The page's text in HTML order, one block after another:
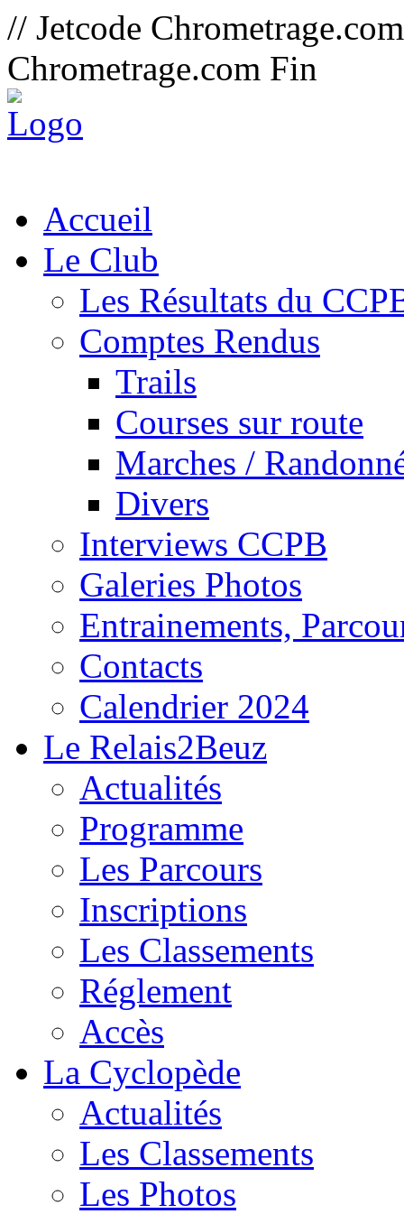
// Jetcode
Chrometrage.com Fin
Accueil
Le Club
Les Résultats du
Comptes Rendus
Trails
Courses sur route
Marches /
Divers
Interviews CCPB
Galeries Photos
Entrainements,
Contacts
Calendrier 2024
Le Relais2Beuz
Actualités
Programme
Les Parcours
Inscriptions
Les Classements
Réglement
Accès
La Cyclopède
Actualités
Les Classements
Les Photos